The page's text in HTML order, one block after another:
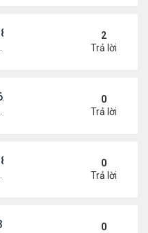
13/21- 8/20/21
2
Trả lời
21- 8/13/21
0
Trả lời
6/21- 8/13/21
0
Trả lời
21- 8/6/21
0